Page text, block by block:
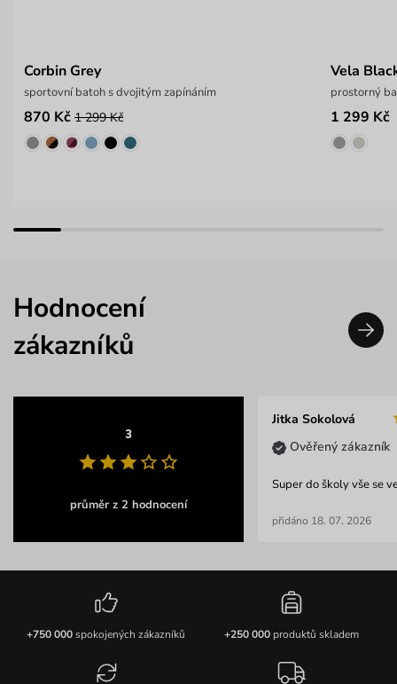
Corbin Grey
sportovní batoh s dvojitým zapínáním
870 Kč 1 299 Kč
Vela
prostorný
1 299 Kč
Hodnocení
zákazníků
3
průměr z 2 hodnocení
Jitka Sokolová
Ověřený zákazník
Super do školy vše se
přidáno 18. 07. 2026
+750 000spokojených zákazníků +250 000produktů skladem